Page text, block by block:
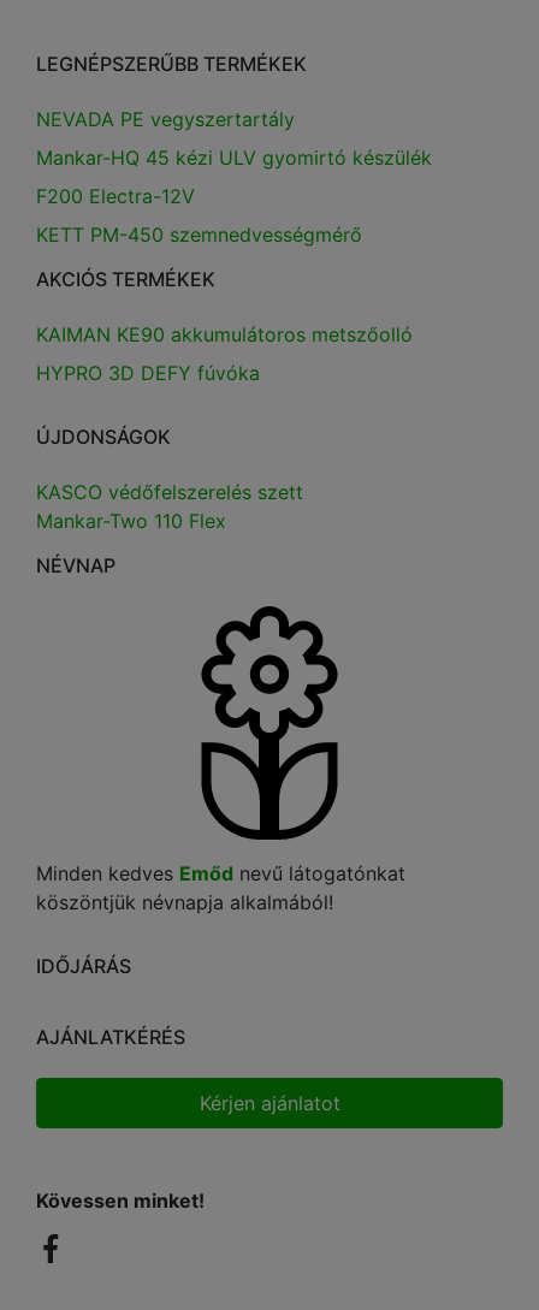
LEGNÉPSZERŰBB TERMÉKEK
NEVADA PE vegyszertartály
Mankar-HQ 45 kézi ULV gyomirtó készülék
F200 Electra-12V
KETT PM-450 szemnedvességmérő
AKCIÓS TERMÉKEK
KAIMAN KE90 akkumulátoros metszőolló
HYPRO 3D DEFY fúvóka
ÚJDONSÁGOK
KASCO védőfelszerelés szett
Mankar-Two 110 Flex
NÉVNAP
Minden kedves Emőd nevű látogatónkat
köszöntjük névnapja alkalmából!
IDŐJÁRÁS
AJÁNLATKÉRÉS
Kérjen ajánlatot
Kövessen minket!